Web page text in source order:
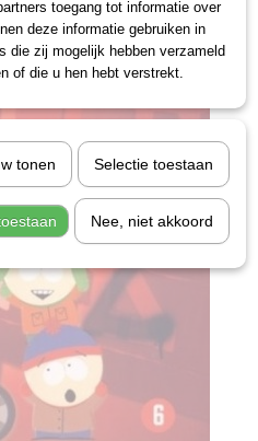
toegang tot informatie over
deze informatie gebruiken in
die zij mogelijk hebben verzameld
of die u hen hebt verstrekt.
tonen Selectie toestaan
Nee, niet akkoord